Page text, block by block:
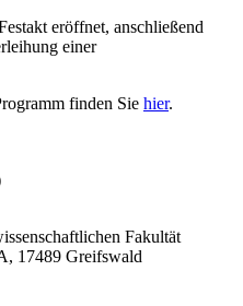
eröffnet, anschließend
einer
finden Sie hier.
Fakultät
17489 Greifswald